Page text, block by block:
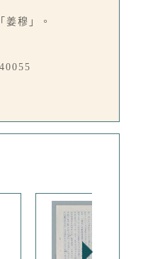
姜穆」。